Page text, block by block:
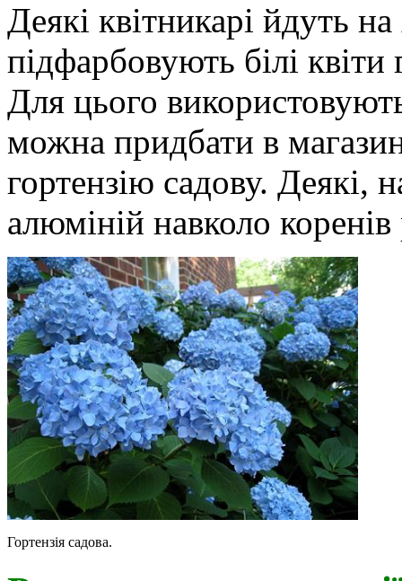
Деякі квітникарі йдуть
підфарбовують білі квіти
Для цього
можна придбати в
гортензію садову. Деякі,
алюміній навколо
Гортензія садова.